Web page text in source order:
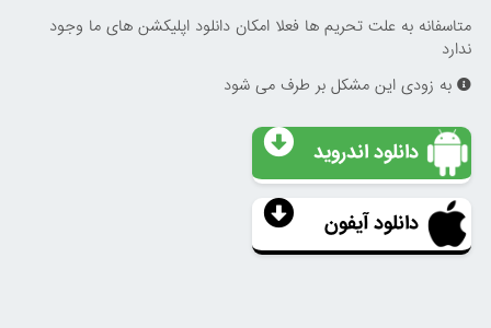
متاسفانه به علت تحریم ها فعلا امکان دانلود اپلیکشن های ما وجود
ندارد
به زودی این مشکل بر طرف می شود
دانلود اندروید
دانلود آیفون